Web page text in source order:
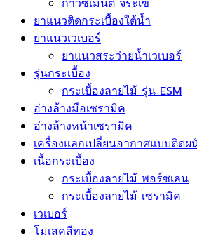
กาวซีเมนต์ จระเข้
ยาแนวติดกระเบื้องใต้น้ำ
ยาแนวเวเบอร์
ยาแนวสระว่ายน้ำเวเบอร์
รุ่นกระเบื้อง
กระเบื้องลายไม้ รุ่น ESM
อ่างล้างมือเซรามิค
อ่างล้างหน้าเซรามิค
เครื่องแลกเปลี่ยนอากาศแบบติดผนัง
เนื้อกระเบื้อง
กระเบื้องลายไม้ พอร์ซเลน
กระเบื้องลายไม้ เซรามิค
เวเบอร์